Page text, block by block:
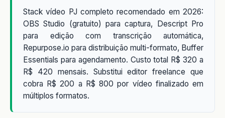
Stack vídeo PJ completo recomendado em 2026:
OBS Studio (gratuito) para captura, Descript Pro
para edição com transcrição automática,
Repurpose.io para distribuição multi-formato, Buffer
Essentials para agendamento. Custo total R$ 320 a
R$ 420 mensais. Substitui editor freelance que
cobra R$ 200 a R$ 800 por vídeo finalizado em
múltiplos formatos.